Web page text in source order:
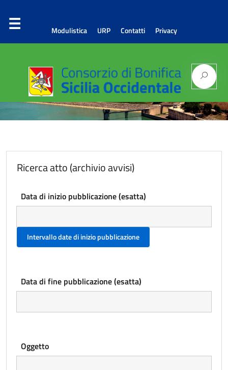
Modulistica URP Contatti Privacy
Consorzio di Bonifica
Sicilia Occidentale
Ricerca atto (archivio avvisi)
Data di inizio pubblicazione (esatta)
Intervallo date di inizio pubblicazione
Data di fine pubblicazione (esatta)
Oggetto